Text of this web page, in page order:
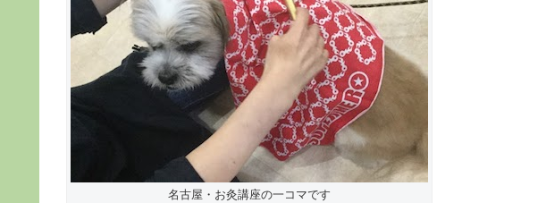
名古屋・お灸講座の一コマです